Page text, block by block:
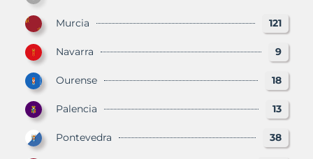
Murcia 121
Navarra 9
Ourense 18
Palencia 13
Pontevedra 38